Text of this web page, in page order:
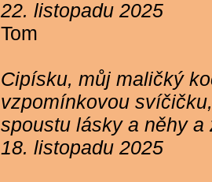
22. listopadu 2025
Tom
Cipísku, můj maličký
vzpomínkovou
spoustu lásky a něhy
18. listopadu 2025